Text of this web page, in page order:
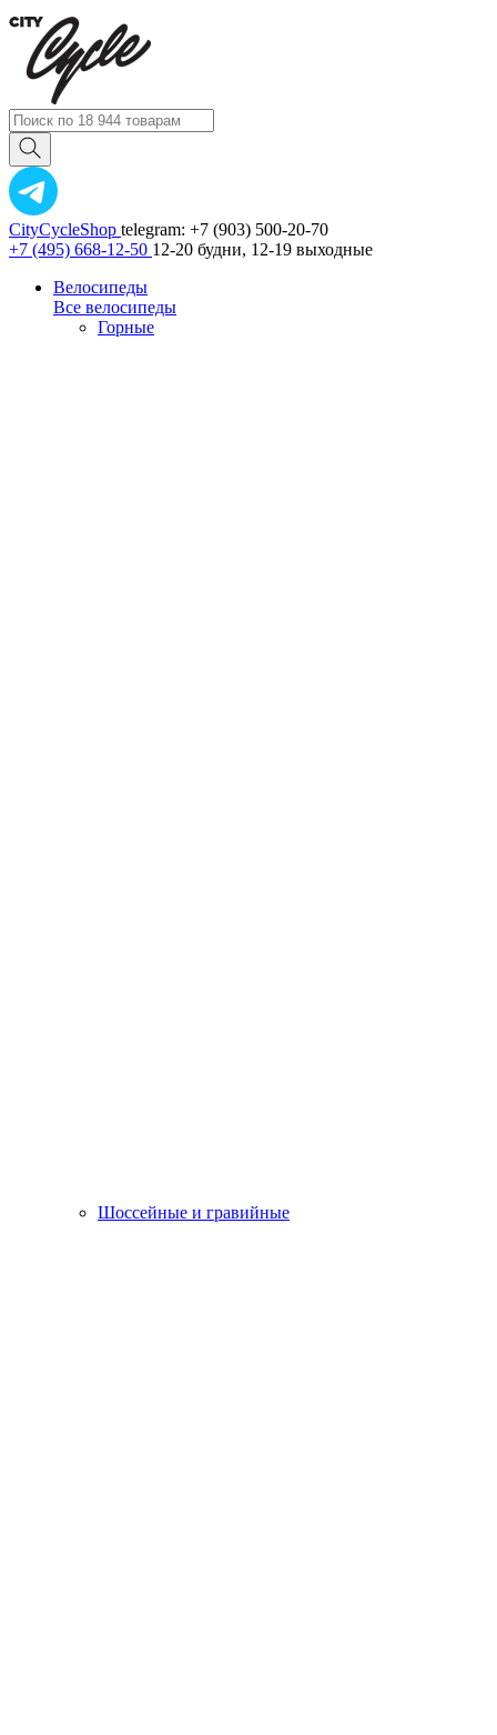
CityCycleShop telegram: +7 (903) 500-20-70
+7 (495) 668-12-50 12-20 будни, 12-19 выходные
Велосипеды
Все велосипеды
Горные
Шоссейные и гравийные